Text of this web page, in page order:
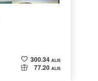
300.34 ALIS
77.20 ALIS